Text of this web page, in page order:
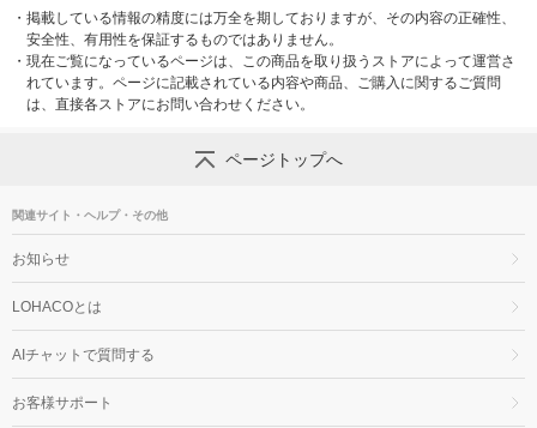
・ 掲載している情報の精度には万全を期しておりますが、その内容の正確性、
安全性、有用性を保証するものではありません。
・ 現在ご覧になっているページは、この商品を取り扱うストアによって運営さ
れています。ページに記載されている内容や商品、ご購入に関するご質問
は、直接各ストアにお問い合わせください。
ページトップへ
関連サイト・ヘルプ・その他
お知らせ
LOHACOとは
AIチャットで質問する
お客様サポート